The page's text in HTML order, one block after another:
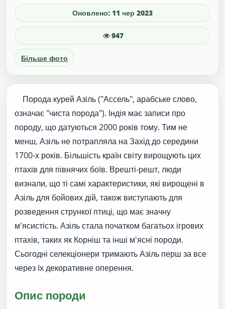
Оновлено: 11 чер 2023
947
Більше фото
Порода курей Азіль ("Ассель", арабське слово,
означає "чиста порода"). Індія має записи про
породу, що датуються 2000 років тому. Тим не
менш, Азіль не потрапляла на Захід до середини
1700-х років. Більшість країн світу вирощують цих
птахів для півнячих боїв. Врешті-решт, люди
визнали, що ті самі характеристики, які вирощені в
Азіль для бойових дій, також виступають для
розведення стрункої птиці, що має значну
м'ясистість. Азіль стала початком багатьох ігрових
птахів, таких як Корніш та інші м'ясні породи.
Сьогодні селекціонери тримають Азіль перш за все
через їх декоративне оперення.
Опис породи